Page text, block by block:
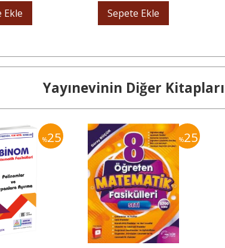
Ekle
Sepete Ekle
Yayınevinin Diğer Kitapları
%25 %25